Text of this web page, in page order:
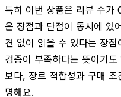
특히 이번 상품은 리뷰 수가
은 장점과 단점이 동시에 있
견 없이 읽을 수 있다는 장
검증이 부족하다는 뜻이기
보다, 장르 적합성과 구매
명해요.